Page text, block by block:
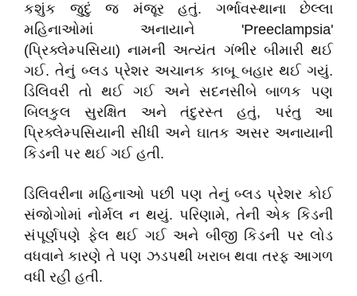
કશુંક જુદું જ મંજૂર હતું. ગર્ભાવસ્થાના છેલ્લા
મહિનાઓમાં અનાયાને 'Preeclampsia'
(પ્રિક્લેમ્પસિયા) નામની અત્યંત ગંભીર બીમારી થઈ
ગઈ. તેનું બ્લડ પ્રેશર અચાનક કાબૂ બહાર થઈ ગયું.
ડિલિવરી તો થઈ ગઈ અને સદનસીબે બાળક પણ
બિલકુલ સુરક્ષિત અને તંદુરસ્ત હતું, પરંતુ આ
પ્રિક્લેમ્પસિયાની સીધી અને ઘાતક અસર અનાયાની
કિડની પર થઈ ગઈ હતી.
​ડિલિવરીના મહિનાઓ પછી પણ તેનું બ્લડ પ્રેશર કોઈ
સંજોગોમાં નોર્મલ ન થયું. પરિણામે, તેની એક કિડની
સંપૂર્ણપણે ફેલ થઈ ગઈ અને બીજી કિડની પર લોડ
વધવાને કારણે તે પણ ઝડપથી ખરાબ થવા તરફ આગળ
વધી રહી હતી.